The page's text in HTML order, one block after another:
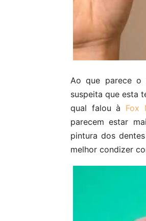
Ao que parece o
suspeita que esta
qual falou à Fox
parecem estar
pintura dos
melhor condizer